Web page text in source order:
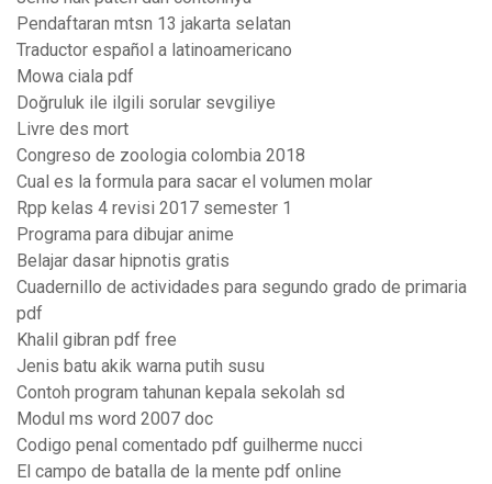
Pendaftaran mtsn 13 jakarta selatan
Traductor español a latinoamericano
Mowa ciala pdf
Doğruluk ile ilgili sorular sevgiliye
Livre des mort
Congreso de zoologia colombia 2018
Cual es la formula para sacar el volumen molar
Rpp kelas 4 revisi 2017 semester 1
Programa para dibujar anime
Belajar dasar hipnotis gratis
Cuadernillo de actividades para segundo grado de primaria
pdf
Khalil gibran pdf free
Jenis batu akik warna putih susu
Contoh program tahunan kepala sekolah sd
Modul ms word 2007 doc
Codigo penal comentado pdf guilherme nucci
El campo de batalla de la mente pdf online